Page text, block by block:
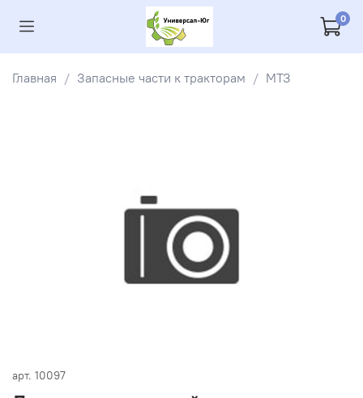
0
Главная Запасные части к тракторам МТЗ
арт. 10097